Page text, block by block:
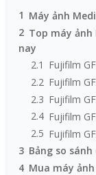
1 Máy ảnh
2 Top máy
nay
2.1 Fujifilm
2.2 Fujifilm
2.3 Fujifilm
2.4 Fujifilm
2.5 Fujifilm
3 Bảng so
4 Mua máy